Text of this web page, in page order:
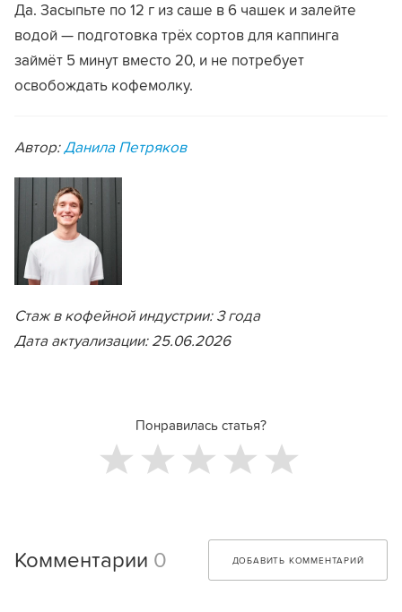
Да. Засыпьте по 12 г из саше в 6 чашек и залейте
водой — подготовка трёх сортов для каппинга
займёт 5 минут вместо 20, и не потребует
освобождать кофемолку.
Автор:Данила Петряков
Стаж в кофейной индустрии: 3 года
Дата актуализации: 25.06.2026
Понравилась статья?
Комментарии 0 ДОБАВИТЬ КОММЕНТАРИЙ